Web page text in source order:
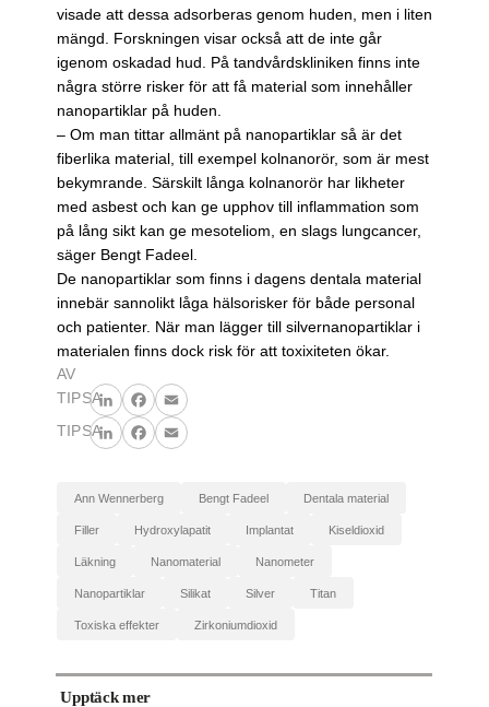
visade att dessa adsorberas genom huden, men i liten
mängd. Forskningen visar också att de inte går
igenom oskadad hud. På tandvårdskliniken finns inte
några större risker för att få material som innehåller
nanopartiklar på huden.
– Om man tittar allmänt på nanopartiklar så är det
fiberlika material, till exempel kolnanorör, som är mest
bekymrande. Särskilt långa kolnanorör har likheter
med asbest och kan ge upphov till inflammation som
på lång sikt kan ge mesoteliom, en slags lungcancer,
säger Bengt Fadeel.
De nanopartiklar som finns i dagens dentala material
innebär sannolikt låga hälsorisker för både personal
och patienter. När man lägger till silvernanopartiklar i
materialen finns dock risk för att toxixiteten ökar.
AV
TIPSA
LinkedInFacebook
Email
TIPSA
LinkedInFacebook
Email
Ann Wennerberg Bengt Fadeel dentala material
filler hydroxylapatit implantat kiseldioxid
läkning nanomaterial nanometer
nanopartiklar silikat silver titan
toxiska effekter zirkoniumdioxid
Upptäck mer